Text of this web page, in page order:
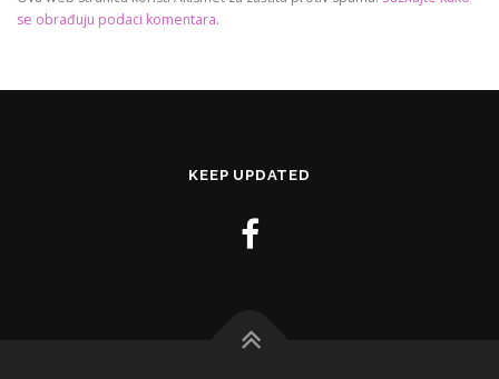
se obrađuju podaci komentara.
KEEP UPDATED